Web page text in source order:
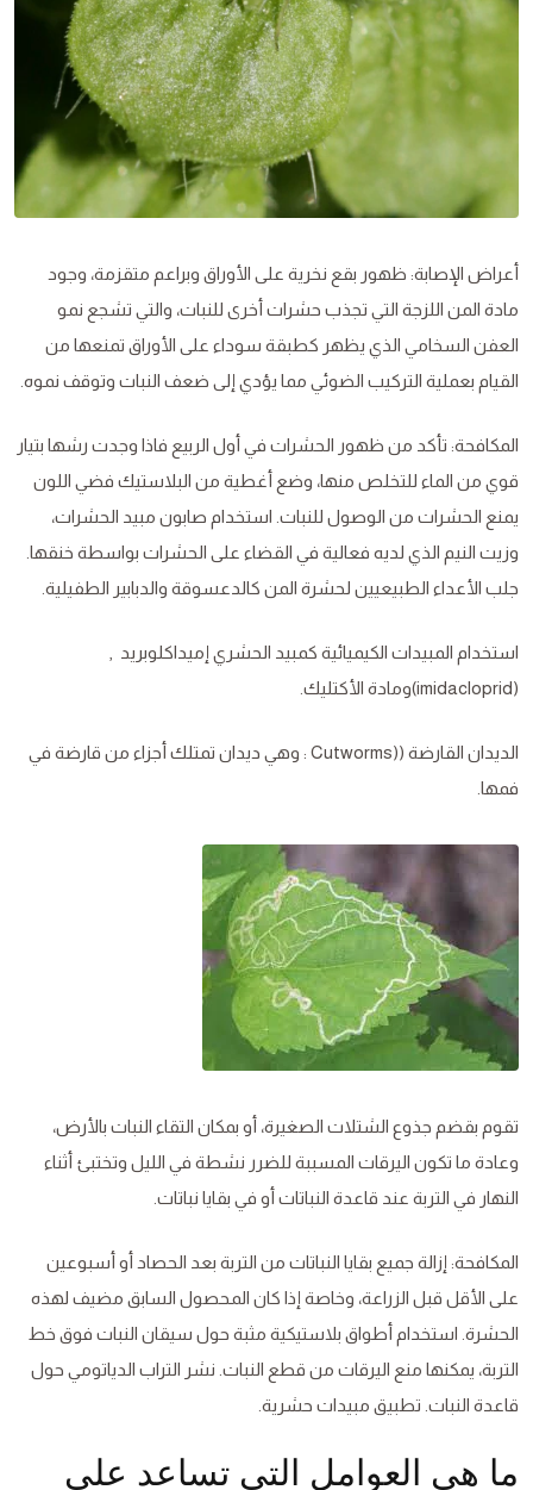
أعراض الإصابة: ظهور بقع نخرية على الأوراق وبراعم متقزمة، وجود
مادة المن اللزجة التي تجذب حشرات أخرى للنبات، والتي تشجع نمو
العفن السخامي الذي يظهر كطبقة سوداء على الأوراق تمنعها من
القيام بعملية التركيب الضوئي مما يؤدي إلى ضعف النبات وتوقف نموه.
المكافحة: تأكد من ظهور الحشرات في أول الربيع فاذا وجدت رشها بتيار
قوي من الماء للتخلص منها، وضع أغطية من البلاستيك فضي اللون
يمنع الحشرات من الوصول للنبات. استخدام صابون مبيد الحشرات،
وزيت النيم الذي لديه فعالية في القضاء على الحشرات بواسطة خنقها.
جلب الأعداء الطبيعيين لحشرة المن كالدعسوقة والدبابير الطفيلية.
استخدام المبيدات الكيميائية كمبيد الحشري إميداكلوبريد ,
(imidacloprid)ومادة الأكتليك.
الديدان القارضة ((Cutworms : وهي ديدان تمتلك أجزاء من قارضة في
فمها.
تقوم بقضم جذوع الشتلات الصغيرة، أو بمكان التقاء النبات بالأرض،
وعادة ما تكون اليرقات المسببة للضرر نشطة في الليل وتختبئ أثناء
النهار في التربة عند قاعدة النباتات أو في بقايا نباتات.
المكافحة: إزالة جميع بقايا النباتات من التربة بعد الحصاد أو أسبوعين
على الأقل قبل الزراعة، وخاصة إذا كان المحصول السابق مضيف لهذه
الحشرة. استخدام أطواق بلاستيكية مثبة حول سيقان النبات فوق خط
التربة، يمكنها منع اليرقات من قطع النبات. نشر التراب الدياتومي حول
قاعدة النبات. تطبيق مبيدات حشرية.
ما هي العوامل التي تساعد على